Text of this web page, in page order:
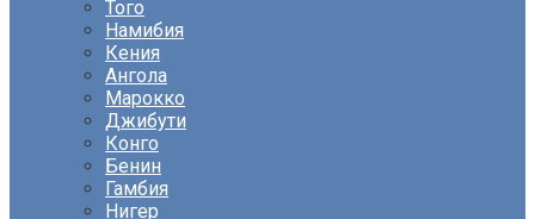
Того
Намибия
Кения
Ангола
Марокко
Джибути
Конго
Бенин
Гамбия
Нигер